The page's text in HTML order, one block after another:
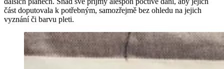
část doputovala k potřebným, samozřejmě bez ohledu na jejich
vyznání či barvu pleti.